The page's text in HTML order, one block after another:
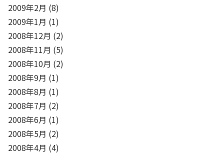
2009年2月 (8)
2009年1月 (1)
2008年12月 (2)
2008年11月 (5)
2008年10月 (2)
2008年9月 (1)
2008年8月 (1)
2008年7月 (2)
2008年6月 (1)
2008年5月 (2)
2008年4月 (4)